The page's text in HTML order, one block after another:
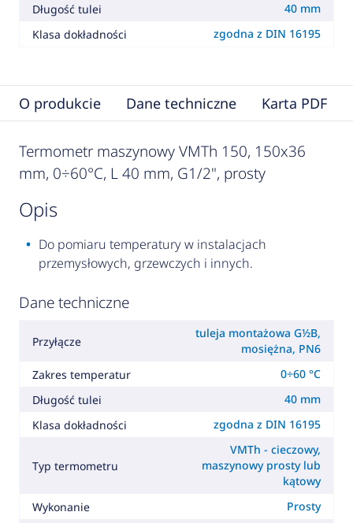
Długość tulei
40 mm
Klasa dokładności
zgodna z DIN 16195
O produkcie Dane techniczne Karta PDF
Termometr maszynowy VMTh 150, 150x36
mm, 0÷60°C, L 40 mm, G1/2", prosty
opis
Do pomiaru temperatury w instalacjach
przemysłowych, grzewczych i innych.
Dane techniczne
Przyłącze
tuleja montażowa G½B,
mosiężna, PN6
Zakres temperatur
0÷60 °C
Długość tulei
40 mm
Klasa dokładności
zgodna z DIN 16195
Typ termometru
VMTh - cieczowy,
maszynowy prosty lub
kątowy
Wykonanie
Prosty